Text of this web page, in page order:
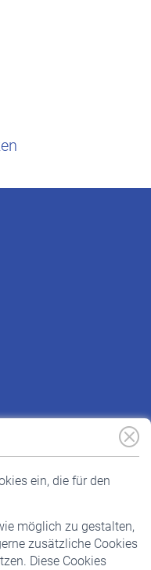
ein, die für den
möglich zu gestalten,
zusätzliche Cookies
Diese Cookies